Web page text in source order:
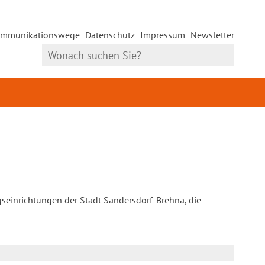
Datenschutz Impressum Newsletter
der Stadt Sandersdorf-Brehna, die